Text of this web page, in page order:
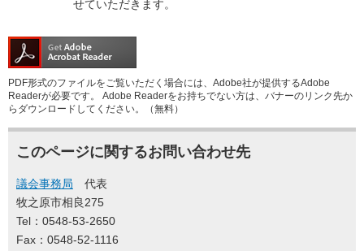
せていただきます。
PDF形式のファイルをご覧いただく場合には、Adobe社が提供するAdobe
Readerが必要です。
Adobe Readerをお持ちでない方は、バナーのリンク先か
らダウンロードしてください。（無料）
このページに関するお問い合わせ先
議会事務局
代表
牧之原市相良275
Tel：0548-53-2650
Fax：0548-52-1116